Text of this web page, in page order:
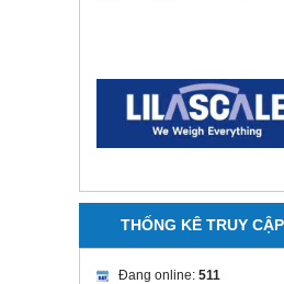
THỐNG KÊ TRUY CẬP
Đang online: 511